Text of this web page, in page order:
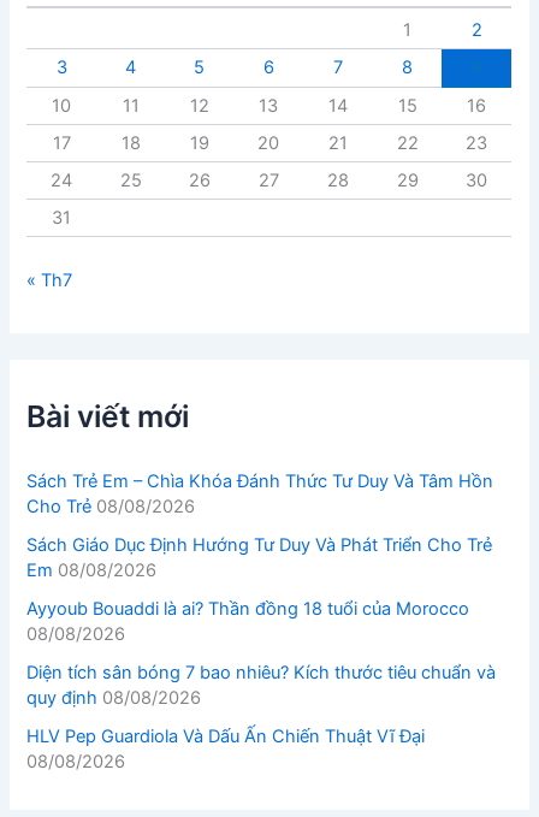
1
2
3
4 5 6 7 8
10
11 12 13 14 15
16
17
18 19 20 21 22
23
24
25 26 27 28 29
30
31
« Th7
Bài viết mới
Sách Trẻ Em – Chìa Khóa Đánh Thức Tư Duy Và Tâm Hồn
Cho Trẻ 08/08/2026
Sách Giáo Dục Định Hướng Tư Duy Và Phát Triển Cho Trẻ
Em 08/08/2026
Ayyoub Bouaddi là ai? Thần đồng 18 tuổi của Morocco
08/08/2026
Diện tích sân bóng 7 bao nhiêu? Kích thước tiêu chuẩn và
quy định 08/08/2026
HLV Pep Guardiola Và Dấu Ấn Chiến Thuật Vĩ Đại
08/08/2026